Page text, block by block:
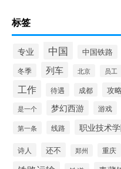
标签
专业 中国 中国铁路
冬季 列车 北京 员工
工作 待遇 成都 攻略
是一个 梦幻西游 游戏
第一条 线路 职业技术
诗人 还不 郑州 重庆